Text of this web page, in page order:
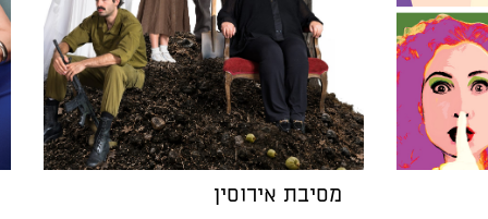
מסיבת אירוסין